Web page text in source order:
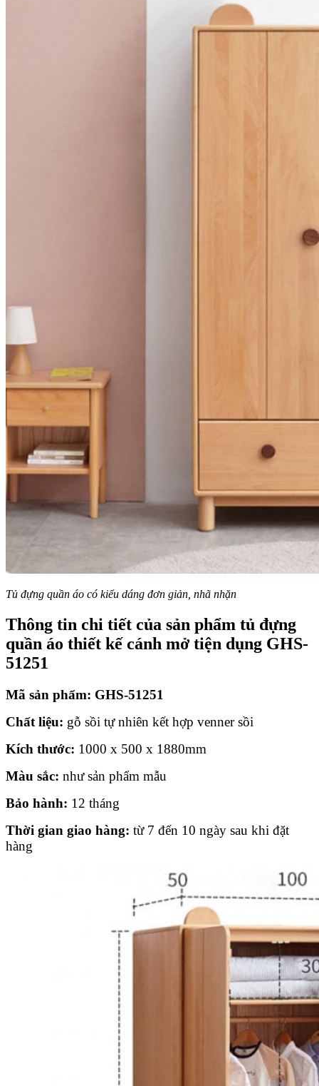
Tủ đựng quần áo có kiểu dáng đơn giản, nhã nhặn
Thông tin chi tiết của sản phẩm tủ đựng
quần áo thiết kế cánh mở tiện dụng GHS-
51251
Mã sản phẩm: GHS-51251
Chất liệu: gỗ sồi tự nhiên kết hợp venner sồi
Kích thước: 1000 x 500 x 1880mm
Màu sắc: như sản phẩm mẫu
Bảo hành: 12 tháng
Thời gian giao hàng: từ 7 đến 10 ngày sau khi đặt
hàng